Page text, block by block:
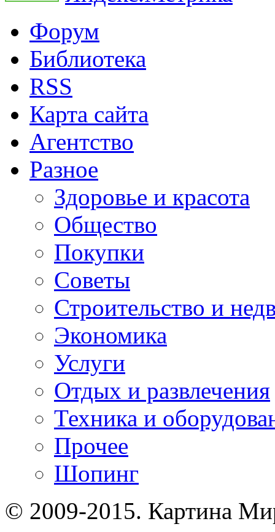
Форум
Библиотека
RSS
Карта сайта
Агентство
Разное
Здоровье и красота
Общество
Покупки
Советы
Строительство и
Экономика
Услуги
Отдых и развлечения
Техника и
Прочее
Шопинг
© 2009-2015. Картина